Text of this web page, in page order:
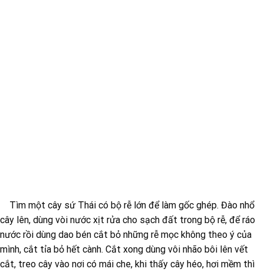
Tìm một cây sứ Thái có bộ rễ lớn để làm gốc ghép. Đào nhổ
cây lên, dùng vòi nước xịt rửa cho sạch đất trong bộ rễ, để ráo
nước rồi dùng dao bén cắt bỏ những rễ mọc không theo ý của
mình, cắt tỉa bỏ hết cành. Cắt xong dùng vôi nhão bôi lên vết
cắt, treo cây vào nơi có mái che, khi thấy cây héo, hơi mềm thì